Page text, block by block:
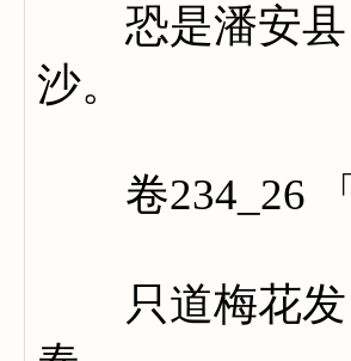
恐是潘安县
沙。
卷234_26
只道梅花发